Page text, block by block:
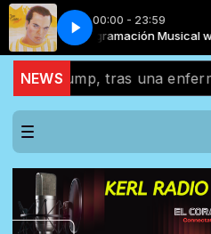
00:00 - 23:59
Programación Musical with
Juan Gabriel - Te Lo Pido por
NEWStras una enfermedad